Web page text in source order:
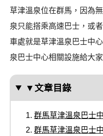
草津溫泉位在群馬，因為
泉只能搭乘高速巴士，或
車處就是草津溫泉巴士中
泉巴士中心相關設施給大家
▼文章目錄
群馬草津溫泉巴士
群馬草津溫泉巴士